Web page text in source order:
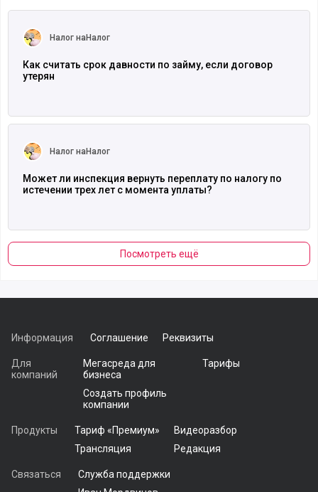
Налог наНалог
Как считать срок давности по займу, если договор
утерян
Налог наНалог
Может ли инспекция вернуть переплату по налогу по
истечении трех лет с момента уплаты?
Посмотреть ещё
Информация Соглашение Реквизиты
Для
компаний
Мегасреда для
бизнеса
Тарифы
Создать профиль
компании
Продукты Тариф «Премиум»
Видеоразбор
Трансляция
Редакция
Связаться
Служба поддержки